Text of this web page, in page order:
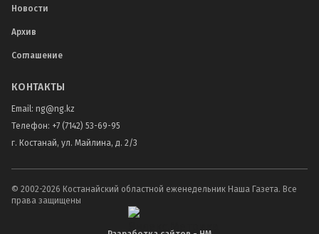
Новости
Архив
Соглашение
КОНТАКТЫ
Email: ng@ng.kz
Телефон: +7 (7142) 53-69-95
г. Костанай, ул. Майлина, д. 2/3
© 2002-2026 Костанайский областной еженедельник Наша Газета. Все
права защищены